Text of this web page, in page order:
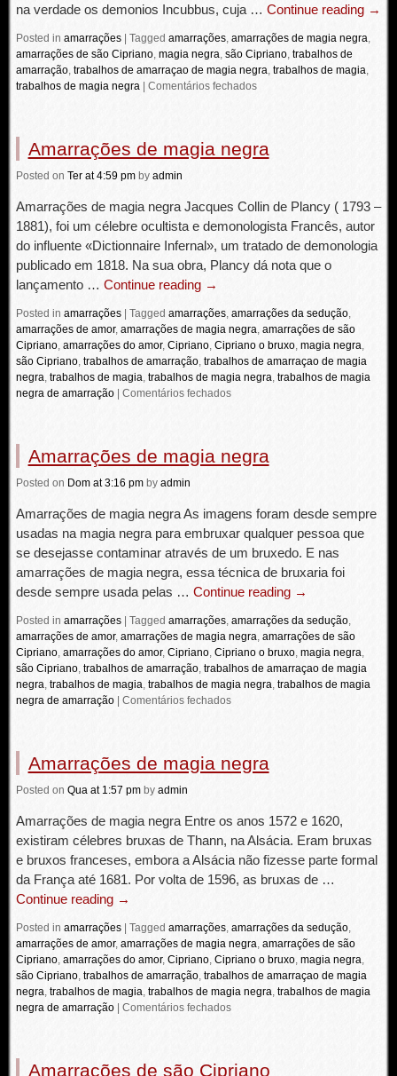
na verdade os demonios Incubbus, cuja … Continue reading →
Posted in amarrações Tagged amarrações, amarrações de magia negra,
amarrações de são Cipriano, magia negra, são Cipriano, trabalhos de
amarração, trabalhos de amarraçao de magia negra, trabalhos de magia,
trabalhos de magia negra
Comentários fechados
Amarrações de magia negra
Posted on Ter at 4:59 pm by admin
Amarrações de magia negra Jacques Collin de Plancy ( 1793 –
1881), foi um célebre ocultista e demonologista Francês, autor
do influente «Dictionnaire Infernal», um tratado de demonologia
publicado em 1818. Na sua obra, Plancy dá nota que o
lançamento … Continue reading →
Posted in amarrações Tagged amarrações, amarrações da sedução,
amarrações de amor, amarrações de magia negra, amarrações de são
Cipriano, amarrações do amor, Cipriano, Cipriano o bruxo, magia negra,
são Cipriano, trabalhos de amarração, trabalhos de amarraçao de magia
negra, trabalhos de magia, trabalhos de magia negra, trabalhos de magia
negra de amarração
Comentários fechados
Amarrações de magia negra
Posted on Dom at 3:16 pm by admin
Amarrações de magia negra As imagens foram desde sempre
usadas na magia negra para embruxar qualquer pessoa que
se desejasse contaminar através de um bruxedo. E nas
amarrações de magia negra, essa técnica de bruxaria foi
desde sempre usada pelas … Continue reading →
Posted in amarrações Tagged amarrações, amarrações da sedução,
amarrações de amor, amarrações de magia negra, amarrações de são
Cipriano, amarrações do amor, Cipriano, Cipriano o bruxo, magia negra,
são Cipriano, trabalhos de amarração, trabalhos de amarraçao de magia
negra, trabalhos de magia, trabalhos de magia negra, trabalhos de magia
negra de amarração
Comentários fechados
Amarrações de magia negra
Posted on Qua at 1:57 pm by admin
Amarrações de magia negra Entre os anos 1572 e 1620,
existiram célebres bruxas de Thann, na Alsácia. Eram bruxas
e bruxos franceses, embora a Alsácia não fizesse parte formal
da França até 1681. Por volta de 1596, as bruxas de …
Continue reading →
Posted in amarrações Tagged amarrações, amarrações da sedução,
amarrações de amor, amarrações de magia negra, amarrações de são
Cipriano, amarrações do amor, Cipriano, Cipriano o bruxo, magia negra,
são Cipriano, trabalhos de amarração, trabalhos de amarraçao de magia
negra, trabalhos de magia, trabalhos de magia negra, trabalhos de magia
negra de amarração
Comentários fechados
Amarrações de são Cipriano